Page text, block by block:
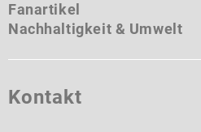
Fanartikel
Nachhaltigkeit & Umwelt
Kontakt